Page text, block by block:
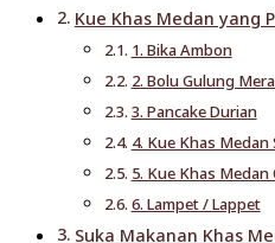
Kue Khas Medan yang
1. Bika Ambon
2. Bolu Gulung
3. Pancake Durian
4. Kue Khas Medan
5. Kue Khas
6. Lampet / Lappet
Suka Makanan Khas